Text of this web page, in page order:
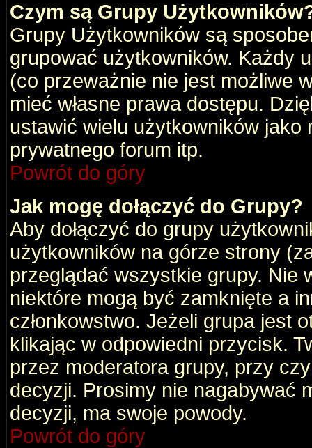
Czym są Grupy
Grupy Użytkowników są
grupować użytkowników. Każdy
(co przeważnie nie jest możliwe
mieć własne prawa dostępu.
ustawić wielu użytkowników
prywatnego forum itp.
Powrót do góry
Jak mogę dołączyć do Grupy?
Aby dołączyć do grupy
użytkowników na górze strony
przeglądać wszystkie grupy. Nie
niektóre mogą być zamknięte a
członkowstwo. Jeżeli grupa jest
klikając w odpowiedni przycisk.
przez moderatora grupy, przy
decyzji. Prosimy nie nagabywać
decyzji, ma swoje powody.
Powrót do góry